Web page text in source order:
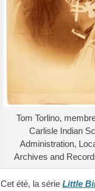
Tom Torlino,
Carlisle Indian
Administration,
Archives and
Cet été, la série Little